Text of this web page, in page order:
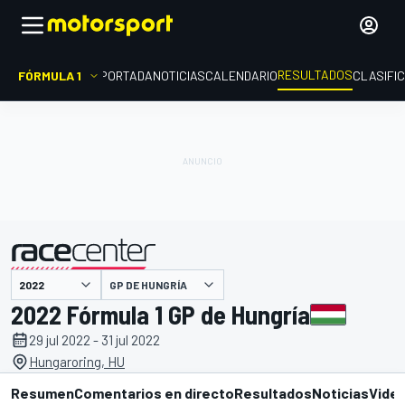
FÓRMULA 1 PORTADANOTICIASCALENDARIORESULTADOS
presentado por GP DE HUNGRÍA
2022 Fórmula 1 GP de Hungría
29 jul 2022 - 31 jul 2022
Hungaroring, HU
ResumenComentarios en directoResultadosNoticias